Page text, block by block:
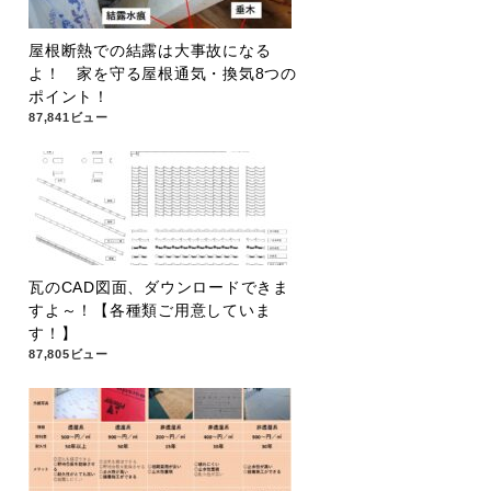
屋根断熱での結露は大事故になる
よ！ 家を守る屋根通気・換気8つの
ポイント！
87,841ビュー
瓦のCAD図面、ダウンロードできま
すよ～！【各種類ご用意していま
す！】
87,805ビュー